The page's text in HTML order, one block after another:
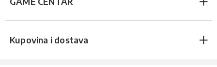
Kupovina i dostava